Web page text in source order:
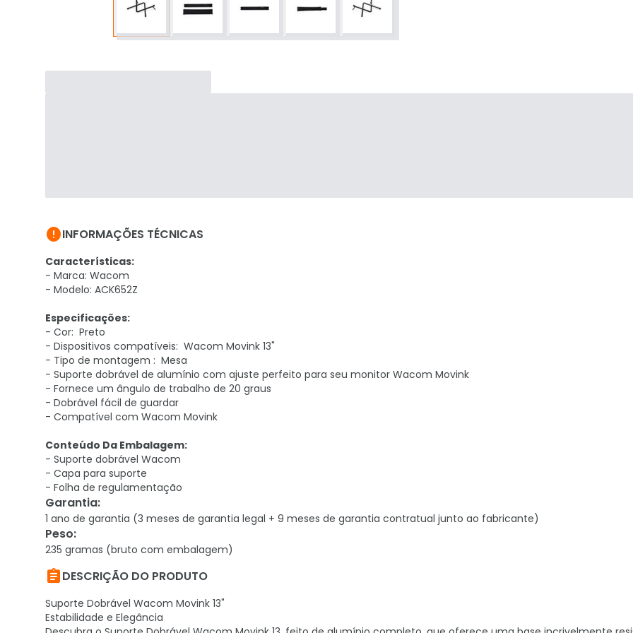
INFORMAÇÕES TÉCNICAS
Características:
- Marca: Wacom
- Modelo: ACK652Z
Especificações:
- Cor: Preto
- Dispositivos compatíveis: Wacom Movink 13"
- Tipo de montagem : Mesa
- Suporte dobrável de alumínio com ajuste perfeito para seu monitor Wacom Movink
- Fornece um ângulo de trabalho de 20 graus
- Dobrável fácil de guardar
- Compatível com Wacom Movink
Conteúdo Da Embalagem:
- Suporte dobrável Wacom
- Capa para suporte
- Folha de regulamentação
Garantia:
1 ano de garantia (3 meses de garantia legal + 9 meses de garantia contratual junto ao fabricante)
Peso:
235 gramas (bruto com embalagem)
DESCRIÇÃO DO PRODUTO
Suporte Dobrável Wacom Movink 13"
Estabilidade e Elegância